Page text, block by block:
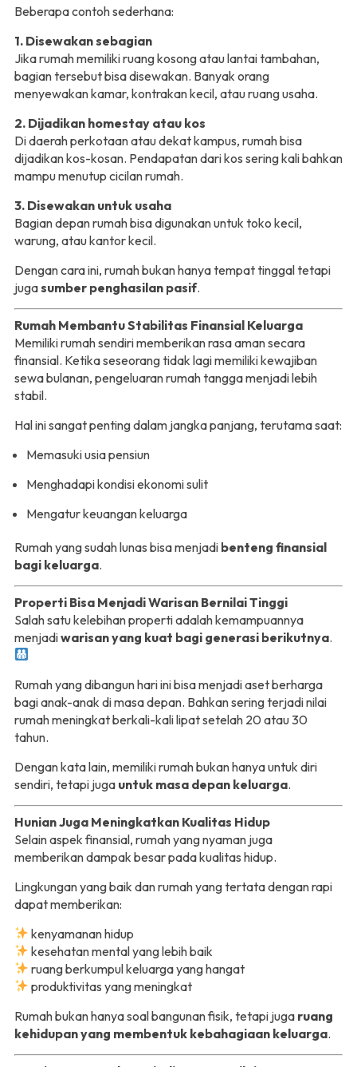
Beberapa contoh sederhana:
1. Disewakan sebagian
Jika rumah memiliki ruang kosong atau lantai tambahan,
bagian tersebut bisa disewakan. Banyak orang
menyewakan kamar, kontrakan kecil, atau ruang usaha.
2. Dijadikan homestay atau kos
Di daerah perkotaan atau dekat kampus, rumah bisa
dijadikan kos-kosan. Pendapatan dari kos sering kali bahkan
mampu menutup cicilan rumah.
3. Disewakan untuk usaha
Bagian depan rumah bisa digunakan untuk toko kecil,
warung, atau kantor kecil.
Dengan cara ini, rumah bukan hanya tempat tinggal tetapi
jugasumber penghasilan pasif.
Rumah Membantu Stabilitas Finansial Keluarga
Memiliki rumah sendiri memberikan rasa aman secara
finansial. Ketika seseorang tidak lagi memiliki kewajiban
sewa bulanan, pengeluaran rumah tangga menjadi lebih
stabil.
Hal ini sangat penting dalam jangka panjang, terutama saat:
Memasuki usia pensiun
Menghadapi kondisi ekonomi sulit
Mengatur keuangan keluarga
Rumah yang sudah lunas bisa menjadi benteng finansial
bagi keluarga.
Properti Bisa Menjadi Warisan Bernilai Tinggi
Salah satu kelebihan properti adalah kemampuannya
menjadiwarisan yang kuat bagi generasi berikutnya.
Rumah yang dibangun hari ini bisa menjadi aset berharga
bagi anak-anak di masa depan. Bahkan sering terjadi nilai
rumah meningkat berkali-kali lipat setelah 20 atau 30
tahun.
Dengan kata lain, memiliki rumah bukan hanya untuk diri
sendiri, tetapi juga untuk masa depan keluarga.
Hunian Juga Meningkatkan Kualitas Hidup
Selain aspek finansial, rumah yang nyaman juga
memberikan dampak besar pada kualitas hidup.
Lingkungan yang baik dan rumah yang tertata dengan rapi
dapat memberikan:
kenyamanan hidup
kesehatan mental yang lebih baik
ruang berkumpul keluarga yang hangat
produktivitas yang meningkat
Rumah bukan hanya soal bangunan fisik, tetapi juga ruang
kehidupan yang membentuk kebahagiaan keluarga.